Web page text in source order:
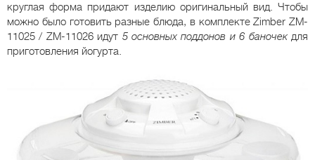
круглая форма придают изделию оригинальный вид. Чтобы
можно было готовить разные блюда, в комплекте Zimber ZM-
11025 / ZM-11026 идут 5 основных поддонов и 6 баночекдля
приготовления йогурта.